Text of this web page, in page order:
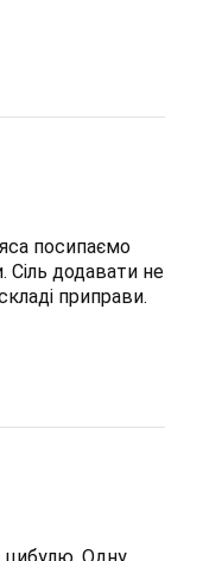
посипаємо
Сіль додавати не
приправи.
цибулю. Одну